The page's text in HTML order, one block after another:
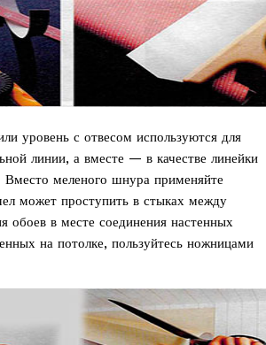
уровень с отвесом используются для
линии, а вместе — в качестве линейки
Вместо меленого шнура применяйте
может проступить в стыках между
обоев в месте соединения настенных
на потолке, пользуйтесь ножницами